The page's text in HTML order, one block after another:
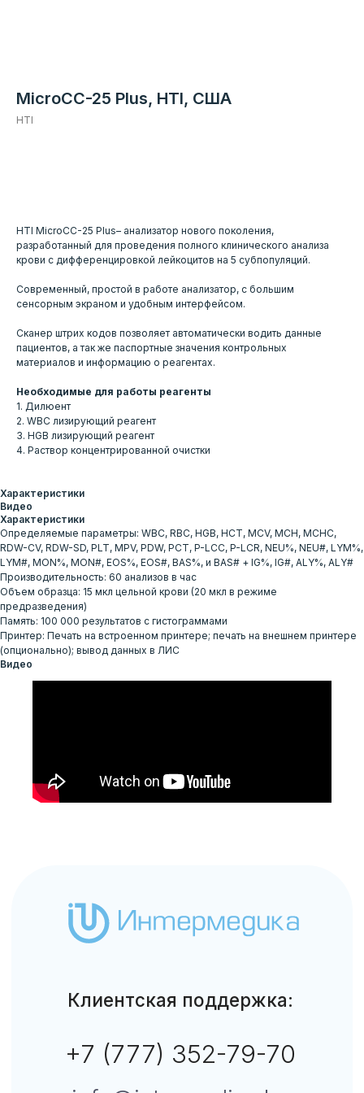
MicroCC-25 Plus, HTI, США
HTI
HTI MicroCC-25 Plus– анализатор нового поколения,
разработанный для проведения полного клинического анализа
крови с дифференцировкой лейкоцитов на 5 субпопуляций.
Современный, простой в работе анализатор, с большим
сенсорным экраном и удобным интерфейсом.
Сканер штрих кодов позволяет автоматически водить данные
пациентов, а так же паспортные значения контрольных
материалов и информацию о реагентах.
Необходимые для работы реагенты
1. Дилюент
2. WBC лизирующий реагент
3. HGB лизирующий реагент
4. Раствор концентрированной очистки
Характеристики
Видео
Характеристики
Определяемые параметры: WBC, RBC, HGB, HCT, MCV, MCH, MCHC,
RDW-CV, RDW-SD, PLT, MPV, PDW, PCT, P-LCC, P-LCR, NEU%, NEU#, LYM%,
LYM#, MON%, MON#, EOS%, EOS#, BAS%, и BAS# + IG%, IG#, ALY%, ALY#
Производительность: 60 анализов в час
Объем образца: 15 мкл цельной крови (20 мкл в режиме
предразведения)
Память: 100 000 результатов с гистограммами
Принтер: Печать на встроенном принтере; печать на внешнем принтере
(опционально); вывод данных в ЛИС
Видео
Клиентская поддержка:
+7 (777) 352-79-70
info@intermedica.kz
↑